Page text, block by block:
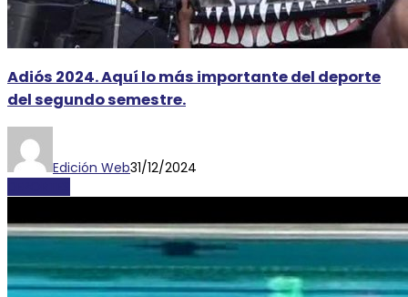
Adiós 2024. Aquí lo más importante del deporte
del segundo semestre.
Edición Web31/12/2024